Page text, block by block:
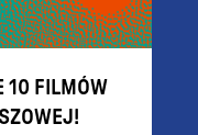
10 FILMÓW